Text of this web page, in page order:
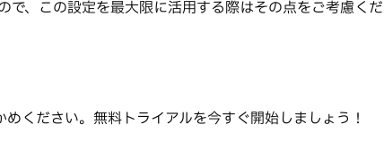
、この設定を最大限に活用する際はその点をご考慮く
ください。無料トライアルを今すぐ開始しましょう！